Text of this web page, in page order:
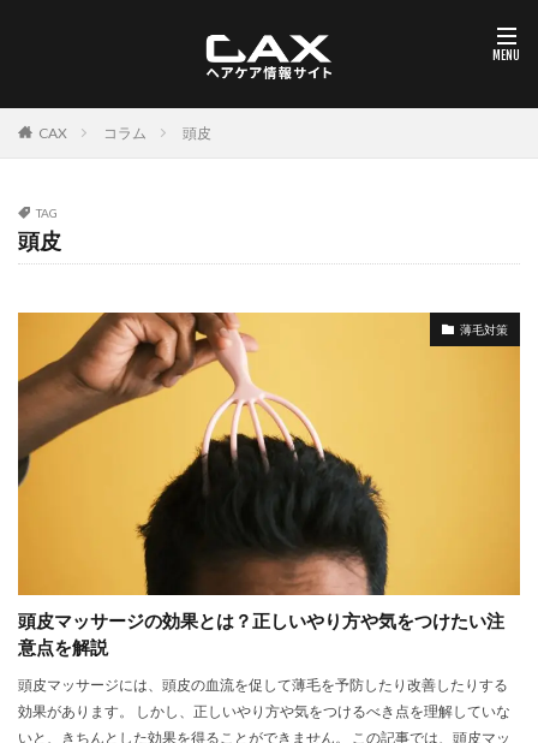
CAX コラム 頭皮
TAG
頭皮
薄毛対策
頭皮マッサージの効果とは？正しいやり方や気をつけたい注
意点を解説
頭皮マッサージには、頭皮の血流を促して薄毛を予防したり改善したりする
効果があります。 しかし、正しいやり方や気をつけるべき点を理解していな
いと、きちんとした効果を得ることができません。 この記事では、頭皮マッ